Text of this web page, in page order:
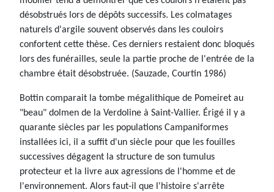
désobstrués lors de dépôts successifs. Les colmatages
naturels d'argile souvent observés dans les couloirs
confortent cette thèse. Ces derniers restaient donc bloqués
lors des funérailles, seule la partie proche de l'entrée de la
chambre était désobstruée. (Sauzade, Courtin 1986)
Bottin comparait la tombe mégalithique de Pomeiret au
"beau" dolmen de la Verdoline à Saint-Vallier. Érigé il y a
quarante siècles par les populations Campaniformes
installées ici, il a suffit d'un siècle pour que les fouilles
successives dégagent la structure de son tumulus
protecteur et la livre aux agressions de l'homme et de
l'environnement. Alors faut-il que l'histoire s'arrête